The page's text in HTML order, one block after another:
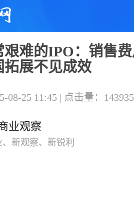
艰难的IPO：销售
拓展不见成效
08-25 11:45 | 点击量：143935
业观察
新观察、新锐利